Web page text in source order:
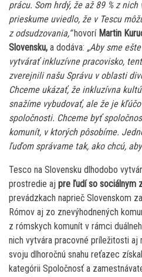
prácu. Som hrdý, že až 89 % z
prieskume uviedlo, že v Tescu
z odsudzovania,“hovorí Martin
Slovensku, a dodáva: „Aby sme
vytvárať inkluzívne pracovisko,
zverejnili našu Správu v oblasti
Chceme ukázať, že inkluzívna
snažíme vybudovať, ale že je
spoločnosti. Chceme byť
komunít, v ktorých pôsobíme.
ľuďom správame tak, ako chcú,
Tesco na Slovensku dlhodobo
prostredie aj pre ľudí so sociálnym
prevádzkach naprieč Slovenskom
Rómov aj zo znevýhodnených
z rómskych komunít v rámci
nich vytvára pracovné príležitosti aj
svoju dlhoročnú snahu reťazec
kategórii Spoločnosť a